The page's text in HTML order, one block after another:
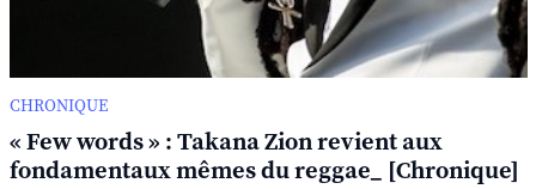
CHRONIQUE
« Few words » : Takana Zion revient aux
fondamentaux mêmes du reggae_ [Chronique]